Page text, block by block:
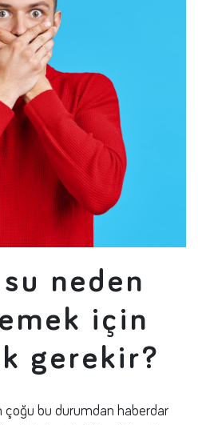
neden
için
gerekir?
çoğu bu durumdan haberdar